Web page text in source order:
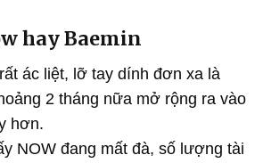
hay Baemin
ác liệt, lỡ tay dính đơn xa là
2 tháng nữa mở rộng ra vào
hơn.
NOW đang mất đà, số lượng tài